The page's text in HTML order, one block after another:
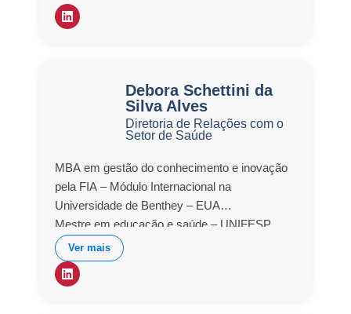
Debora Schettini da
Silva Alves
Diretoria de Relações com o
Setor de Saúde
MBA em gestão do conhecimento e inovação
pela FIA – Módulo Internacional na
Universidade de Benthey – EUA
Mestre em educação e saúde – UNIFESP
Especialista em Gestão Emocional nas
Organizações (CEB) – Centro de Educação e
Ensino Einstein
Ver mais